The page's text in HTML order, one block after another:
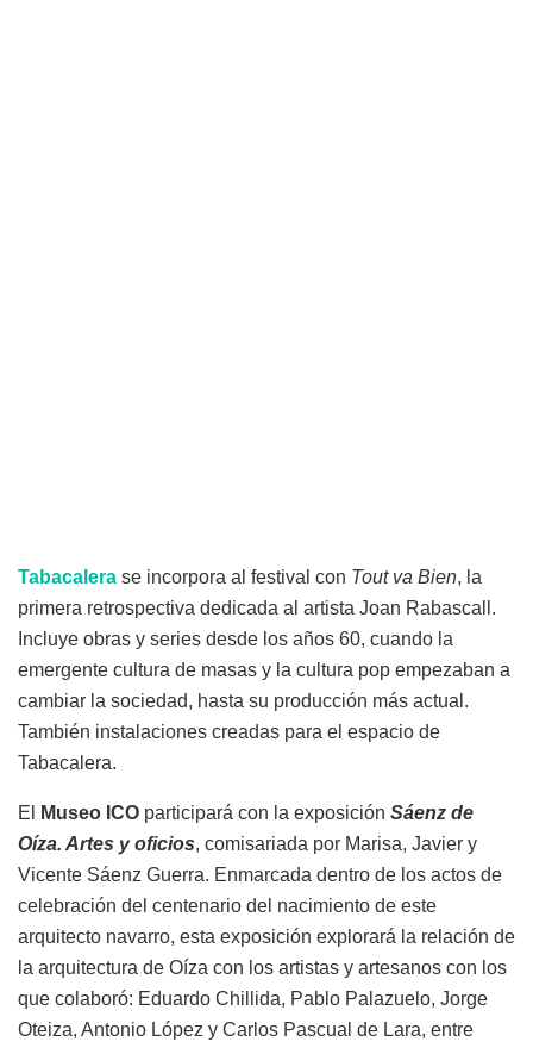
Tabacalera se incorpora al festival con Tout va Bien, la
primera retrospectiva dedicada al artista Joan Rabascall.
Incluye obras y series desde los años 60, cuando la
emergente cultura de masas y la cultura pop empezaban a
cambiar la sociedad, hasta su producción más actual.
También instalaciones creadas para el espacio de
Tabacalera.
El Museo ICO participará con la exposición Sáenz de
Oíza. Artes y oficios, comisariada por Marisa, Javier y
Vicente Sáenz Guerra. Enmarcada dentro de los actos de
celebración del centenario del nacimiento de este
arquitecto navarro, esta exposición explorará la relación de
la arquitectura de Oíza con los artistas y artesanos con los
que colaboró: Eduardo Chillida, Pablo Palazuelo, Jorge
Oteiza, Antonio López y Carlos Pascual de Lara, entre